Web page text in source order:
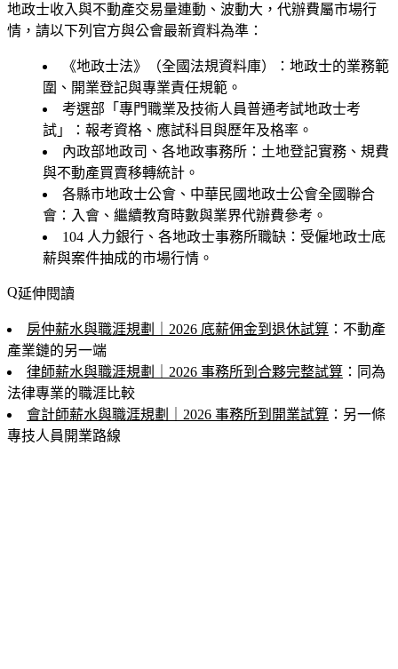
地政士收入與不動產交易量連動、波動大，代辦費屬市場行
情，請以下列官方與公會最新資料為準：
《地政士法》（全國法規資料庫）
：地政士的業務範
圍、開業登記與專業責任規範。
考選部「專門職業及技術人員普通考試地政士考
試」
：報考資格、應試科目與歷年及格率。
內政部地政司、各地政事務所 ：土地登記實務、規費
與不動產買賣移轉統計。
各縣市地政士公會、中華民國地政士公會全國聯合
會 ：入會、繼續教育時數與業界代辦費參考。
104 人力銀行、各地政士事務所職缺 ：受僱地政士底
薪與案件抽成的市場行情。
延伸閱讀
房仲薪水與職涯規劃｜2026 底薪佣金到退休試算 ：不動產
產業鏈的另一端
律師薪水與職涯規劃｜2026 事務所到合夥完整試算 ：同為
法律專業的職涯比較
會計師薪水與職涯規劃｜2026 事務所到開業試算 ：另一條
專技人員開業路線